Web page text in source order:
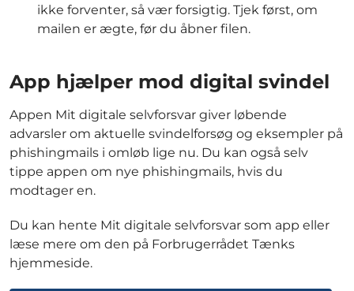
ikke forventer, så vær forsigtig. Tjek først, om
mailen er ægte, før du åbner filen.
App hjælper mod digital svindel
Appen Mit digitale selvforsvar giver løbende
advarsler om aktuelle svindelforsøg og eksempler på
phishingmails i omløb lige nu. Du kan også selv
tippe appen om nye phishingmails, hvis du
modtager en.
Du kan hente Mit digitale selvforsvar som app eller
læse mere om den på Forbrugerrådet Tænks
hjemmeside.